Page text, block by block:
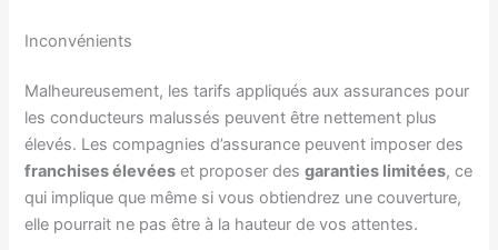
Inconvénients
Malheureusement, les tarifs appliqués aux assurances pour
les conducteurs malussés peuvent être nettement plus
élevés. Les compagnies d’assurance peuvent imposer des
franchises élevées et proposer desgaranties limitées, ce
qui implique que même si vous obtiendrez une couverture,
elle pourrait ne pas être à la hauteur de vos attentes.